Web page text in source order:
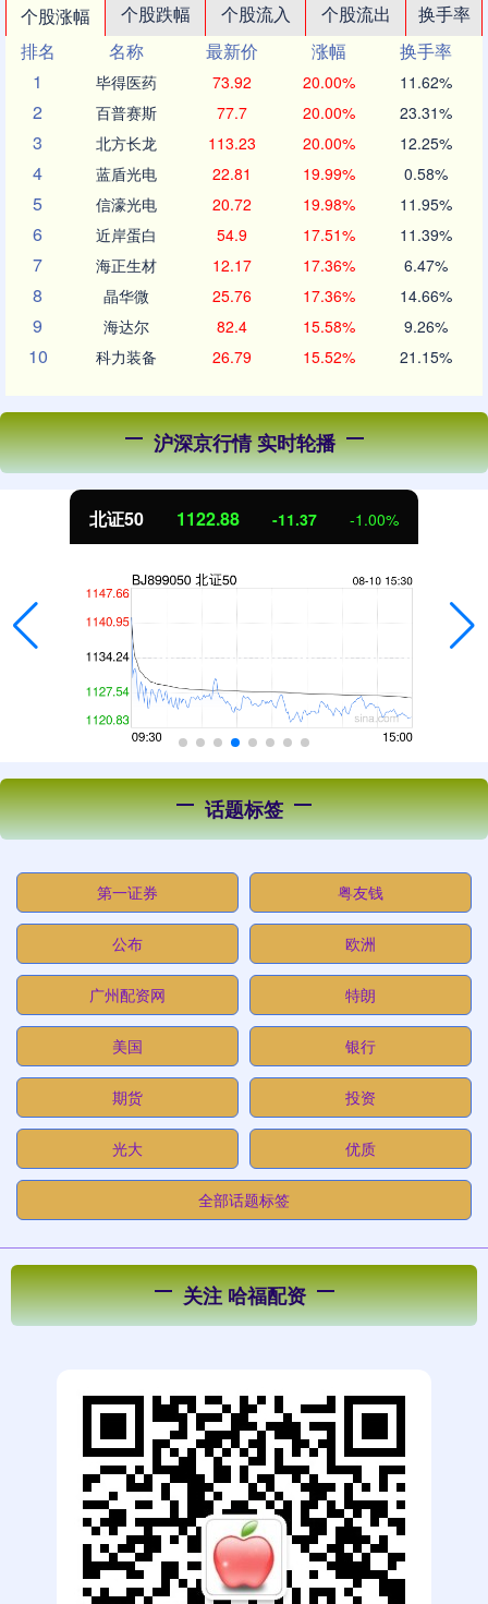
个股涨幅 个股跌幅 个股流入 个股流出
换手率
排名
名称 最新价 涨幅
换手率
1
毕得医药 73.92 20.00% 11.62%
2 百普赛斯 77.7 20.00% 23.31%
3 北方长龙 113.23 20.00% 12.25%
4 蓝盾光电 22.81 19.99% 0.58%
5 信濠光电 20.72 19.98% 11.95%
6 近岸蛋白 54.9 17.51% 11.39%
7 海正生材 12.17 17.36% 6.47%
8 晶华微 25.76 17.36% 14.66%
9 海达尔 82.4 15.58% 9.26%
10 科力装备 26.79 15.52% 21.15%
沪深京行情 实时轮播
北证50 1122.88 -11.37 -1.00%
话题标签
第一证券 粤友钱
公布 欧洲
广州配资网 特朗
美国 银行
期货 投资
光大 优质
全部话题标签
关注 哈福配资